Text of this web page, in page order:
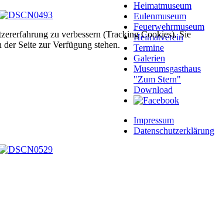
Heimatmuseum
Eulenmuseum
Feuerwehrmuseum
Heimatverein
Termine
Galerien
Museumsgasthaus
"Zum Stern"
Download
Impressum
Datenschutzerklärung
zu verbessern (Tracking Cookies). Sie
Seite zur Verfügung stehen.